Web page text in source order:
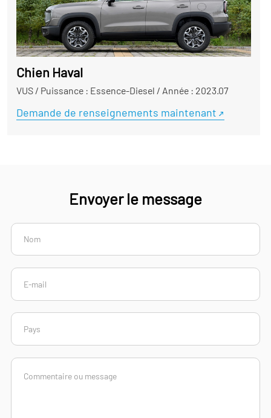
Chien Haval
VUS/ Puissance : Essence-Diesel / Année : 2023.07
Demande de renseignements maintenant
Envoyer le message